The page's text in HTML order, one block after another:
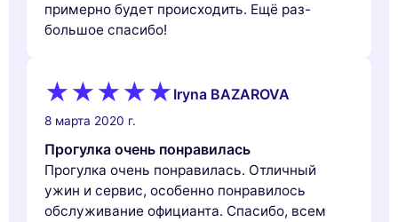
примерно будет происходить. Ещё раз-
большое спасибо!
Iryna BAZAROVA
8 марта 2020 г.
Прогулка очень понравилась
Прогулка очень понравилась. Отличный
ужин и сервис, особенно понравилось
обслуживание официанта. Спасибо, всем